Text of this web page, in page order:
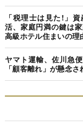
「税理士は見た!」
活、家庭円満の鍵は
高級ホテル住まいの理
ヤマト運輸、佐川急
「顧客離れ」が懸念